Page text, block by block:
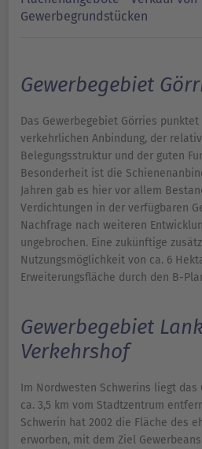
Gewerbegrundstücken
Gewerbegebiet
Das Gewerbegebiet Görries
verkehrlichen Anbindung, der
Belegungsstruktur und der guten
Besonderheit ist die
Jahren gab es hier vor allem
Verdichtungen in der verfügbaren
Nachfrage nach weiteren
ungebrochen. Eine zukünftige
Nutzungsmöglichkeit von ca. 6
Erweiterungsfläche durch den B-
Gewerbegebiet
Verkehrshof
Im Nordwesten Schwerins liegt das
ca. 3,5 km vom Stadtzentrum
Schwerin hat 2002 die Fläche des
erworben, mit dem Ziel